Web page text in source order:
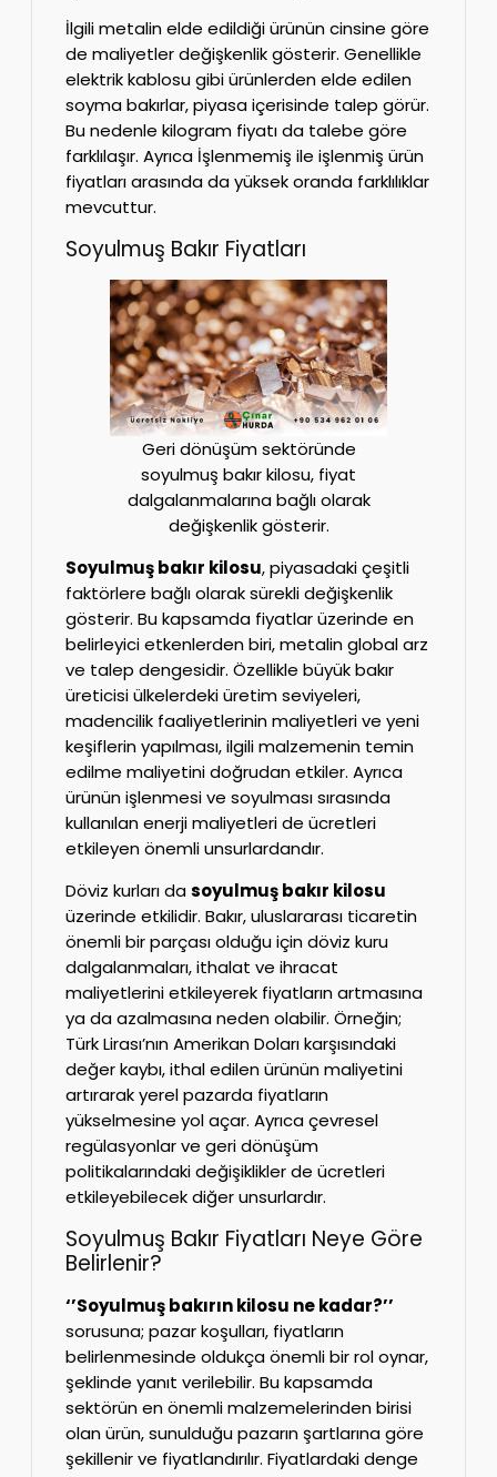
İlgili metalin elde edildiği ürünün cinsine göre
de maliyetler değişkenlik gösterir. Genellikle
elektrik kablosu gibi ürünlerden elde edilen
soyma bakırlar, piyasa içerisinde talep görür.
Bu nedenle kilogram fiyatı da talebe göre
farklılaşır. Ayrıca İşlenmemiş ile işlenmiş ürün
fiyatları arasında da yüksek oranda farklılıklar
mevcuttur.
Soyulmuş Bakır Fiyatları
Geri dönüşüm sektöründe
soyulmuş bakır kilosu, fiyat
dalgalanmalarına bağlı olarak
değişkenlik gösterir.
Soyulmuş bakır kilosu, piyasadaki çeşitli
faktörlere bağlı olarak sürekli değişkenlik
gösterir. Bu kapsamda fiyatlar üzerinde en
belirleyici etkenlerden biri, metalin global arz
ve talep dengesidir. Özellikle büyük bakır
üreticisi ülkelerdeki üretim seviyeleri,
madencilik faaliyetlerinin maliyetleri ve yeni
keşiflerin yapılması, ilgili malzemenin temin
edilme maliyetini doğrudan etkiler. Ayrıca
ürünün işlenmesi ve soyulması sırasında
kullanılan enerji maliyetleri de ücretleri
etkileyen önemli unsurlardandır.
Döviz kurları dasoyulmuş bakır kilosu
üzerinde etkilidir. Bakır, uluslararası ticaretin
önemli bir parçası olduğu için döviz kuru
dalgalanmaları, ithalat ve ihracat
maliyetlerini etkileyerek fiyatların artmasına
ya da azalmasına neden olabilir. Örneğin;
Türk Lirası’nın Amerikan Doları karşısındaki
değer kaybı, ithal edilen ürünün maliyetini
artırarak yerel pazarda fiyatların
yükselmesine yol açar. Ayrıca çevresel
regülasyonlar ve geri dönüşüm
politikalarındaki değişiklikler de ücretleri
etkileyebilecek diğer unsurlardır.
Soyulmuş Bakır Fiyatları Neye Göre
Belirlenir?
‘’Soyulmuş bakırın kilosu ne kadar?’’
sorusuna; pazar koşulları, fiyatların
belirlenmesinde oldukça önemli bir rol oynar,
şeklinde yanıt verilebilir. Bu kapsamda
sektörün en önemli malzemelerinden birisi
olan ürün, sunulduğu pazarın şartlarına göre
şekillenir ve fiyatlandırılır. Fiyatlardaki denge